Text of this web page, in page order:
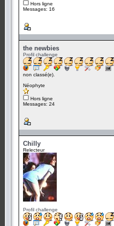
Hors ligne
Messages: 16
the newbies
Profil challenge
non classé(e).
Néophyte
Hors ligne
Messages: 24
Chilly
Relecteur
Profil challenge